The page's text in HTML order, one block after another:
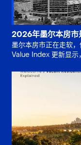
2026年墨尔本房市
墨尔本房市正在走软
Value Index 更新显